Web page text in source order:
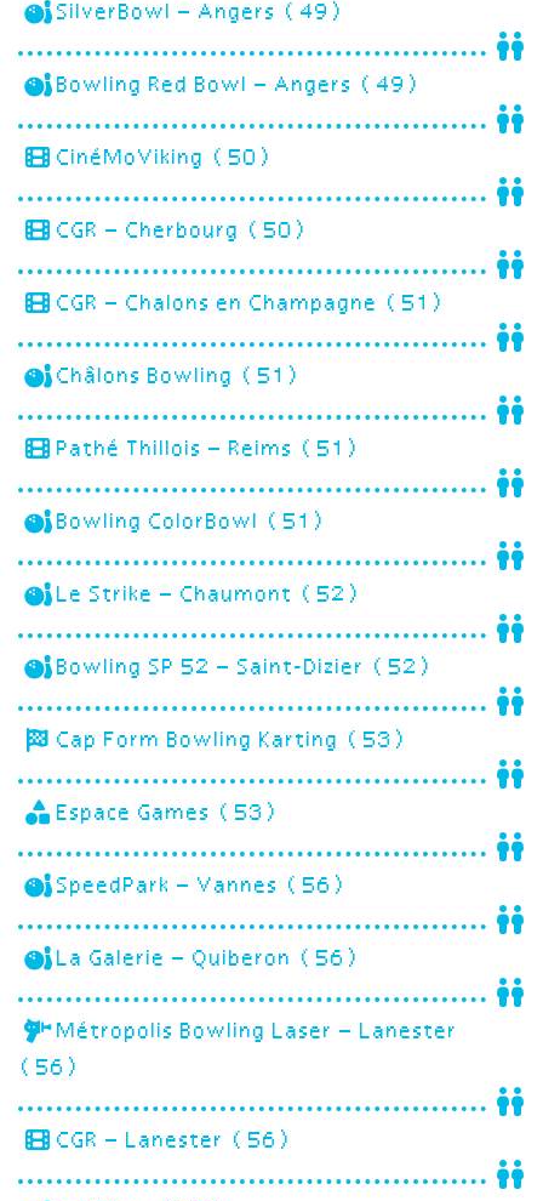
SilverBowl – Angers (49)
Bowling Red Bowl – Angers (49)
CinéMoViking (50)
CGR – Cherbourg (50)
CGR – Chalons en Champagne (51)
Châlons Bowling (51)
Pathé Thillois – Reims (51)
Bowling ColorBowl (51)
Le Strike – Chaumont (52)
Bowling SP 52 – Saint-Dizier (52)
Cap Form Bowling Karting (53)
Espace Games (53)
SpeedPark – Vannes (56)
La Galerie – Quiberon (56)
Métropolis Bowling Laser – Lanester
(56)
CGR – Lanester (56)